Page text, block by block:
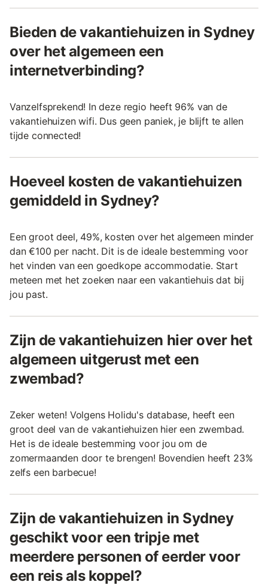
Bieden de vakantiehuizen in Sydney
over het algemeen een
internetverbinding?
Vanzelfsprekend! In deze regio heeft 96% van de
vakantiehuizen wifi. Dus geen paniek, je blijft te allen
tijde connected!
Hoeveel kosten de vakantiehuizen
gemiddeld in Sydney?
Een groot deel, 49%, kosten over het algemeen minder
dan €100 per nacht. Dit is de ideale bestemming voor
het vinden van een goedkope accommodatie. Start
meteen met het zoeken naar een vakantiehuis dat bij
jou past.
Zijn de vakantiehuizen hier over het
algemeen uitgerust met een
zwembad?
Zeker weten! Volgens Holidu's database, heeft een
groot deel van de vakantiehuizen hier een zwembad.
Het is de ideale bestemming voor jou om de
zomermaanden door te brengen! Bovendien heeft 23%
zelfs een barbecue!
Zijn de vakantiehuizen in Sydney
geschikt voor een tripje met
meerdere personen of eerder voor
een reis als koppel?